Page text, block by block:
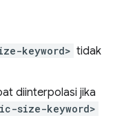
keyword> tidak
diinterpolasi jika
size-keyword>